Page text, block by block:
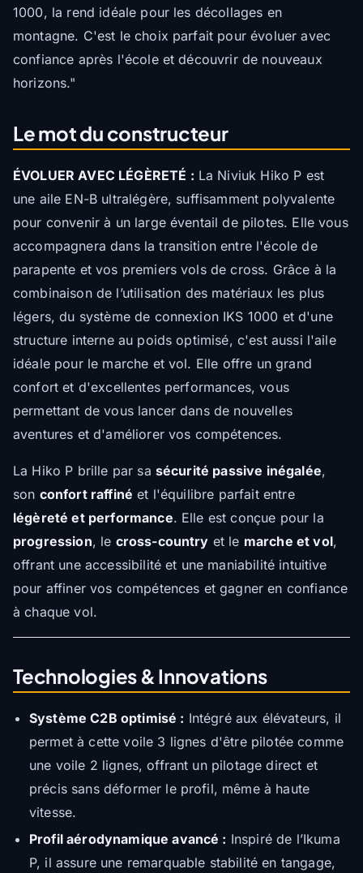
1000, la rend idéale pour les décollages en
montagne. C'est le choix parfait pour évoluer avec
confiance après l'école et découvrir de nouveaux
horizons."
Le mot du constructeur
ÉVOLUER AVEC LÉGÈRETÉ : La Niviuk Hiko P est
une aile EN-B ultralégère, suffisamment polyvalente
pour convenir à un large éventail de pilotes. Elle vous
accompagnera dans la transition entre l'école de
parapente et vos premiers vols de cross. Grâce à la
combinaison de l’utilisation des matériaux les plus
légers, du système de connexion IKS 1000 et d'une
structure interne au poids optimisé, c'est aussi l'aile
idéale pour le marche et vol. Elle offre un grand
confort et d'excellentes performances, vous
permettant de vous lancer dans de nouvelles
aventures et d'améliorer vos compétences.
La Hiko P brille par sa sécurité passive inégalée,
son confort raffiné et l'équilibre parfait entre
légèreté et performance. Elle est conçue pour la
progression, le cross-country et le marche et vol,
offrant une accessibilité et une maniabilité intuitive
pour affiner vos compétences et gagner en confiance
à chaque vol.
Technologies & Innovations
Système C2B optimisé : Intégré aux élévateurs, il
permet à cette voile 3 lignes d'être pilotée comme
une voile 2 lignes, offrant un pilotage direct et
précis sans déformer le profil, même à haute
vitesse.
Profil aérodynamique avancé : Inspiré de l’Ikuma
P, il assure une remarquable stabilité en tangage,